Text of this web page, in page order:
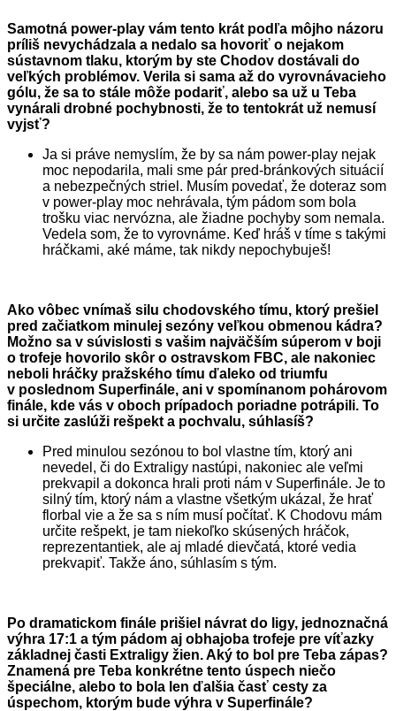
Samotná power-play vám tento krát podľa môjho názoru
príliš nevychádzala a nedalo sa hovoriť o nejakom
sústavnom tlaku, ktorým by ste Chodov dostávali do
veľkých problémov. Verila si sama až do vyrovnávacieho
gólu, že sa to stále môže podariť, alebo sa už u Teba
vynárali drobné pochybnosti, že to tentokrát už nemusí
vyjsť?
Ja si práve nemyslím, že by sa nám power-play nejak
moc nepodarila, mali sme pár pred-bránkových situácií
a nebezpečných striel. Musím povedať, že doteraz som
v power-play moc nehrávala, tým pádom som bola
trošku viac nervózna, ale žiadne pochyby som nemala.
Vedela som, že to vyrovnáme. Keď hráš v tíme s takými
hráčkami, aké máme, tak nikdy nepochybuješ!
Ako vôbec vnímaš silu chodovského tímu, ktorý prešiel
pred začiatkom minulej sezóny veľkou obmenou kádra?
Možno sa v súvislosti s vašim najväčším súperom v boji
o trofeje hovorilo skôr o ostravskom FBC, ale nakoniec
neboli hráčky pražského tímu ďaleko od triumfu
v poslednom Superfinále, ani v spomínanom pohárovom
finále, kde vás v oboch prípadoch poriadne potrápili. To
si určite zaslúži rešpekt a pochvalu, súhlasíš?
Pred minulou sezónou to bol vlastne tím, ktorý ani
nevedel, či do Extraligy nastúpi, nakoniec ale veľmi
prekvapil a dokonca hrali proti nám v Superfinále. Je to
silný tím, ktorý nám a vlastne všetkým ukázal, že hrať
florbal vie a že sa s ním musí počítať. K Chodovu mám
určite rešpekt, je tam niekoľko skúsených hráčok,
reprezentantiek, ale aj mladé dievčatá, ktoré vedia
prekvapiť. Takže áno, súhlasím s tým.
Po dramatickom finále prišiel návrat do ligy, jednoznačná
výhra 17:1 a tým pádom aj obhajoba trofeje pre víťazky
základnej časti Extraligy žien. Aký to bol pre Teba zápas?
Znamená pre Teba konkrétne tento úspech niečo
špeciálne, alebo to bola len ďalšia časť cesty za
úspechom, ktorým bude výhra v Superfinále?